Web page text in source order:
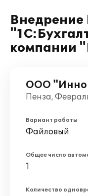
компании
ООО
Пенза,
Вариант работы
Файловый
Общее число
1
Количество